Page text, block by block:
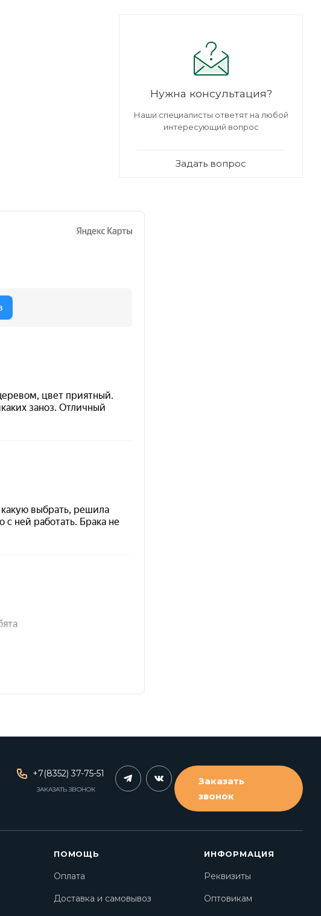
Нужна консультация?
Наши специалисты ответят на любой
интересующий вопрос
Задать вопрос
+7(8352) 37-75-51
ЗАКАЗАТЬ ЗВОНОК
Заказать
звонок
ПОМОЩЬ
Оплата
Доставка и самовывоз
ИНФОРМАЦИЯ
Реквизиты
Оптовикам